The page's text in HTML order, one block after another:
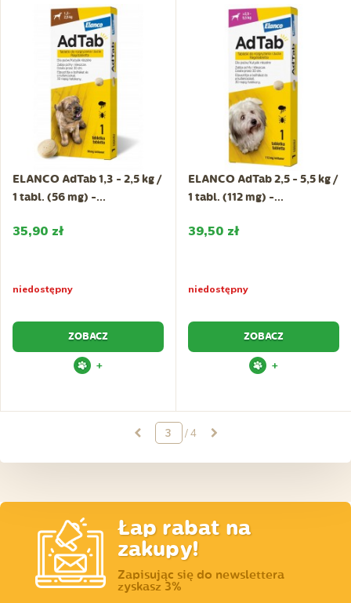
ELANCO AdTab 1,3 - 2,5 kg /
1 tabl. (56 mg) -...
35,90 zł
niedostępny
ZOBACZ
+
ELANCO AdTab 2,5 - 5,5 kg /
1 tabl. (112 mg) -...
39,50 zł
niedostępny
ZOBACZ
+
/ 4
Łap rabat na
zakupy!
Zapisując się do newslettera
zyskasz 3%